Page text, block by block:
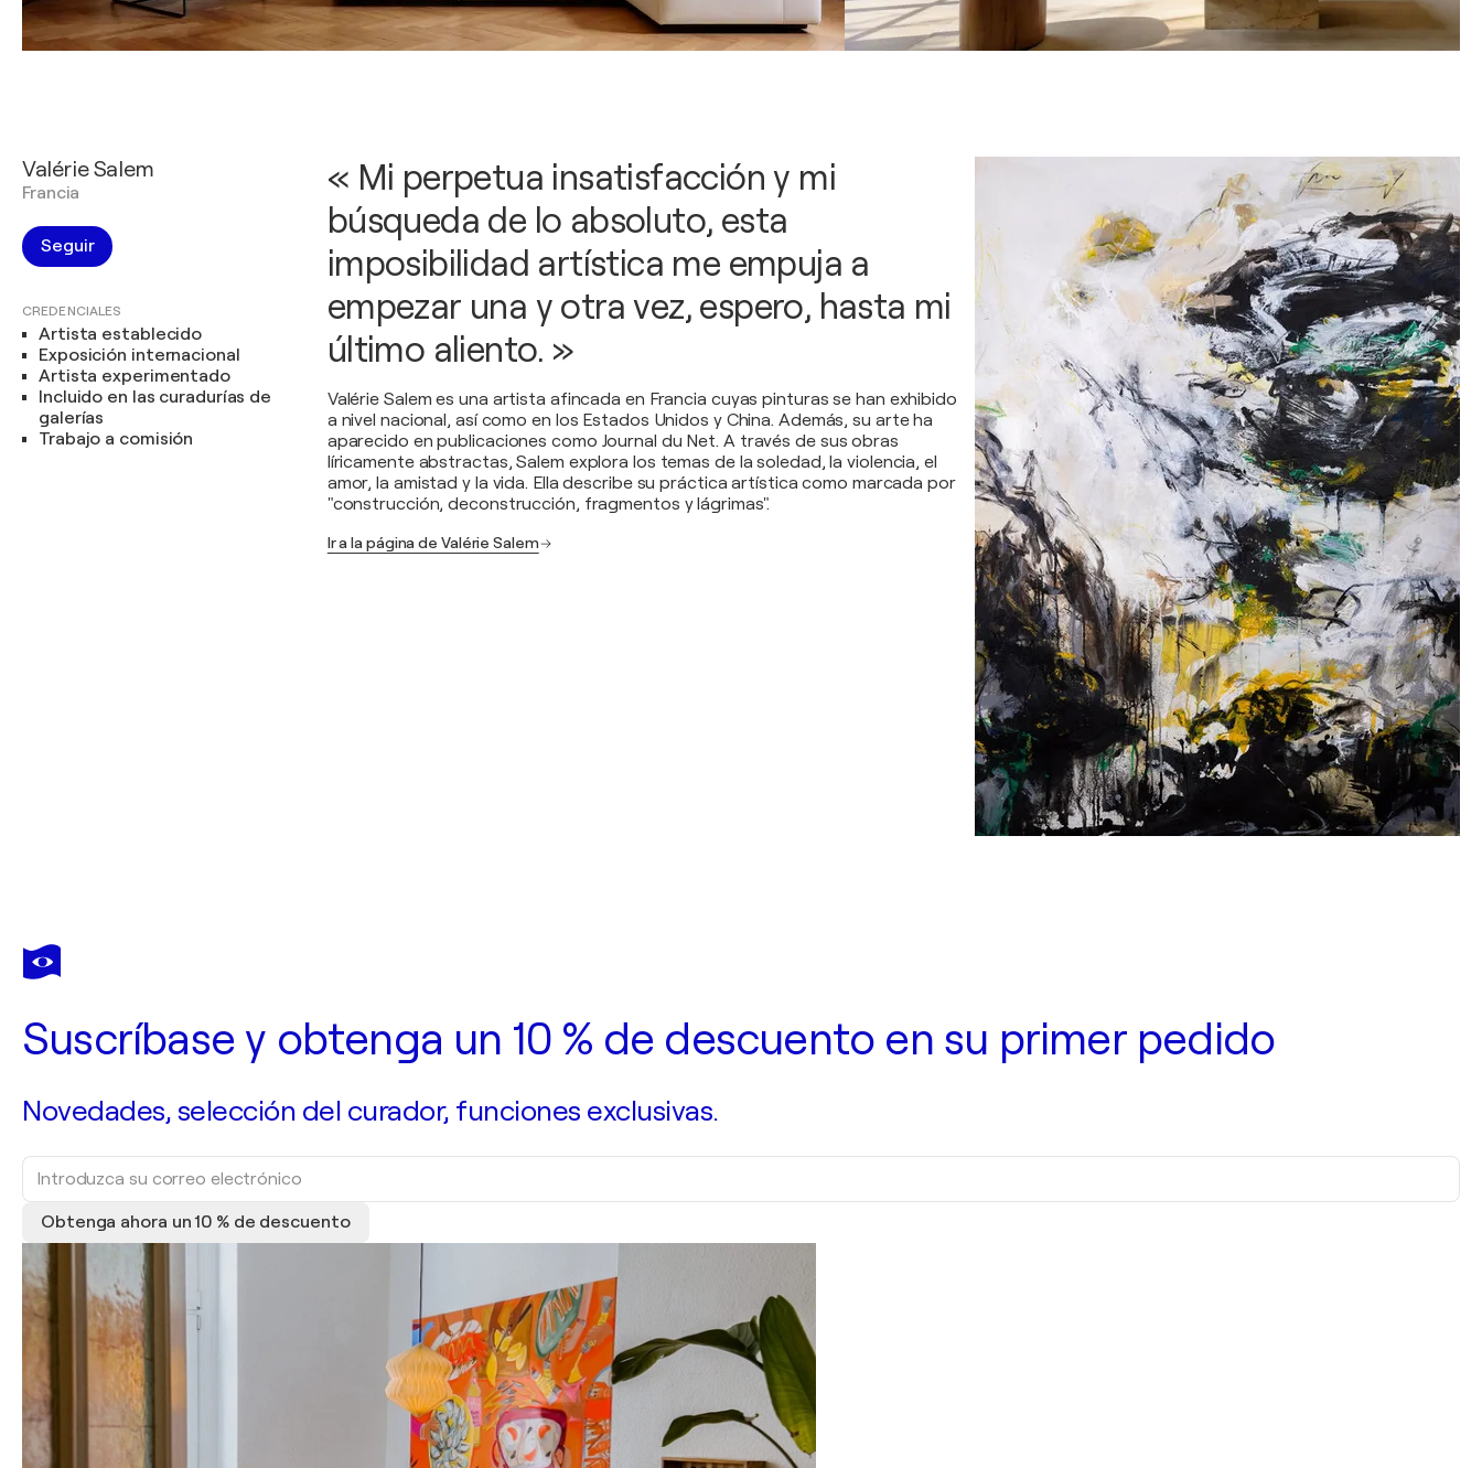
Valérie Salem
Francia
Seguir
CREDENCIALES
Artista establecido
Exposición internacional
Artista experimentado
Incluido en las curadurías de
galerías
Trabajo a comisión
« Mi perpetua insatisfacción y mi
búsqueda de lo absoluto, esta
imposibilidad artística me empuja a
empezar una y otra vez, espero, hasta mi
último aliento. »
Valérie Salem es una artista afincada en Francia cuyas pinturas se han exhibido
a nivel nacional, así como en los Estados Unidos y China. Además, su arte ha
aparecido en publicaciones como Journal du Net. A través de sus obras
líricamente abstractas, Salem explora los temas de la soledad, la violencia, el
amor, la amistad y la vida. Ella describe su práctica artística como marcada por
"construcción, deconstrucción, fragmentos y lágrimas".
Ir a la página de Valérie Salem
Suscríbase y obtenga un 10 % de descuento en su primer pedido
Novedades, selección del curador, funciones exclusivas.
Obtenga ahora un 10 % de descuento